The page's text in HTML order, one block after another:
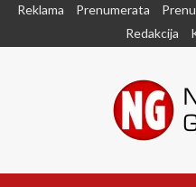
SkipReklama Prenumerata
Redakcija